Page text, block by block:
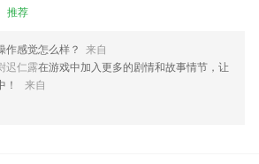
推荐
作感觉怎么样？ 来自
迟仁露在游戏中加入更多的剧情和故事情节，让
来自